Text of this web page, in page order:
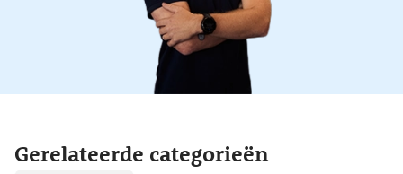
Gerelateerde categorieën